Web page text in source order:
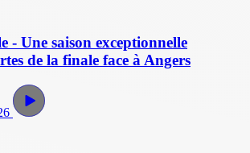
- Une saison exceptionnelle
de la finale face à Angers